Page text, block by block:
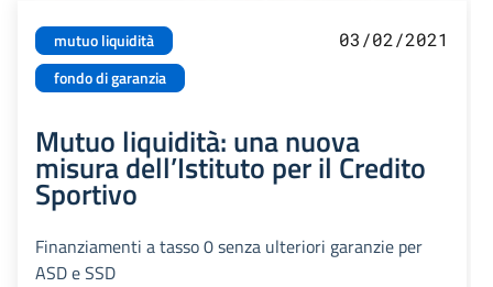
mutuo liquidità
fondo di garanzia
03/02/2021
Mutuo liquidità: una nuova
misura dell’Istituto per il Credito
Sportivo
Finanziamenti a tasso 0 senza ulteriori garanzie per
ASD e SSD